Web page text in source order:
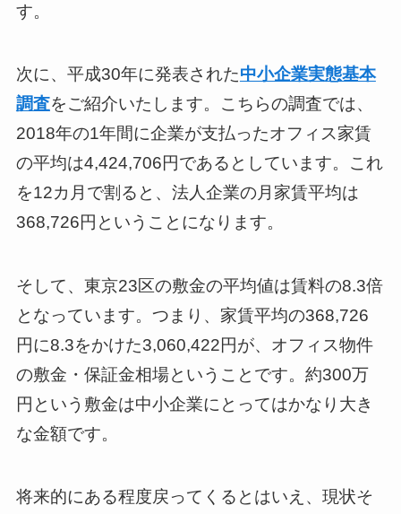
す。
次に、平成30年に発表された中小企業実態基本
調査をご紹介いたします。こちらの調査では、
2018年の1年間に企業が支払ったオフィス家賃
の平均は4,424,706円であるとしています。これ
を12カ月で割ると、法人企業の月家賃平均は
368,726円ということになります。
そして、東京23区の敷金の平均値は賃料の8.3倍
となっています。つまり、家賃平均の368,726
円に8.3をかけた3,060,422円が、オフィス物件
の敷金・保証金相場ということです。約300万
円という敷金は中小企業にとってはかなり大き
な金額です。
将来的にある程度戻ってくるとはいえ、現状そ